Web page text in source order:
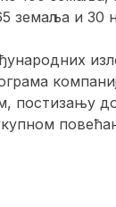
земаља и
постизању